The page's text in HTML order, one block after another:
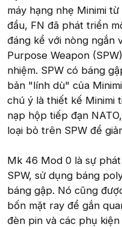
máy hạng nhẹ Minimi
đầu, FN đã phát triển
đáng kể với nòng ngắn
Purpose Weapon
nhiệm. SPW có báng
bản "lính dù" của
chú ý là thiết kế Minimi
nạp hộp tiếp đạn
loại bỏ trên SPW để
Mk 46 Mod 0 là sự
SPW, sử dụng báng
báng gập. Nó cũng
bốn mặt ray để gắn
đèn pin và các phụ